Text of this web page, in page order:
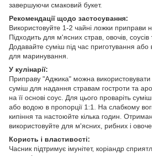
завершуючи смаковий букет.
Рекомендації щодо застосування:
Використовуйте 1-2 чайні ложки приправи
Підходить для м'ясних страв, овочів, соусів
Додавайте суміш під час приготування або
для маринування.
У кулінарії:
Приправу "Аджика" можна використовувати
суміш для надання стравам гостроти та
на її основі соус. Для цього проваріть
або водою в пропорції 1:1. На слабкому
кипіння та настоюйте кілька годин.
використовуйте для м'ясних, рибних і
Користь і властивості:
Часник підтримує імунітет, коріандр